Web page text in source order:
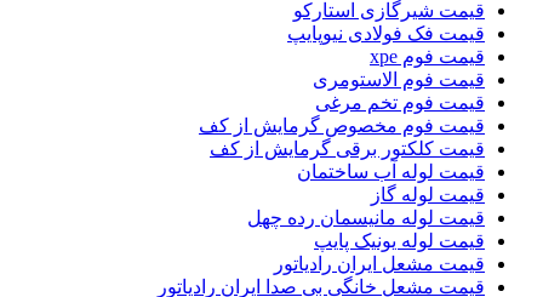
قیمت شیرگازی استارکو
قیمت فک فولادی نیوپایپ
قیمت فوم xpe
قیمت فوم الاستومری
قیمت فوم تخم مرغی
قیمت فوم مخصوص گرمایش از کف
قیمت کلکتور برقی گرمایش از کف
قیمت لوله آب ساختمان
قیمت لوله گاز
قیمت لوله مانیسمان رده چهل
قیمت لوله یونیک پایپ
قیمت مشعل ایران رادیاتور
قیمت مشعل خانگی بی صدا ایران رادیاتور